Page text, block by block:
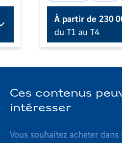
À partir de230
du T1 au T4
Ces contenus
intéresser
Vous souhaitez acheter dans